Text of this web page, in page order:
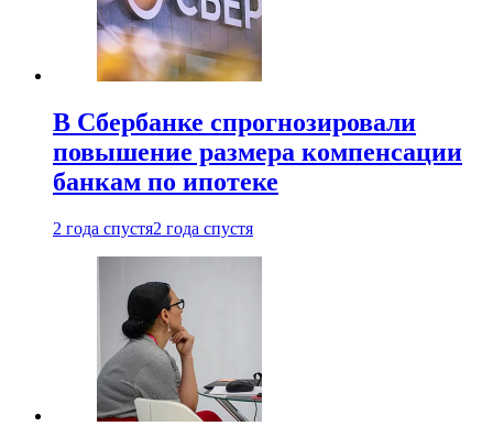
В Сбербанке спрогнозировали
повышение размера компенсации
банкам по ипотеке
2 года спустя2 года спустя